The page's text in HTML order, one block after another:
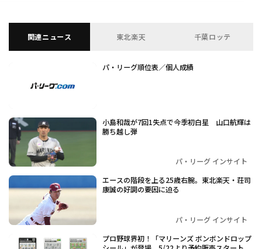
関連ニュース 東北楽天 千葉ロッテ
パ・リーグ順位表／個人成績
小島和哉が7回1失点で今季初白星 山口航輝は
勝ち越し弾
パ・リーグ インサイト
エースの階段を上る25歳右腕。東北楽天・荘司
康誠の好調の要因に迫る
パ・リーグ インサイト
プロ野球界初！「マリーンズ ボンボンドロップ